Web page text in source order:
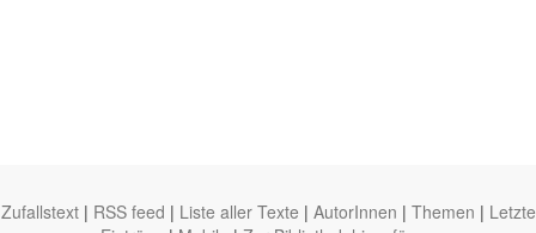
Zufallstext | RSS feed | Liste aller Texte | AutorInnen | Themen | Letzte